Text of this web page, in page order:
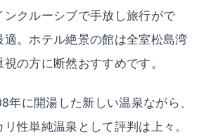
クルーシブで手放し旅行がで
適。ホテル絶景の館は全室松島湾
の方に断然おすすめです。
年に開湯した新しい温泉ながら、
性単純温泉として評判は上々。